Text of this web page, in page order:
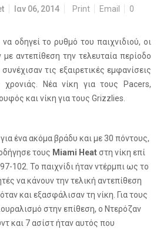
Ιαν 06, 2014 Print Email
0
οδηγεί το ρυθμό του παιχνιδιού, οι
με αντεπίθεση την τελευταία περίοδο
συνέχισαν τις εξαιρετικές εμφανίσεις
Νέα νίκη για τους
Pacers,
και νίκη για τους Grizzlies
ένα ακόμα βράδυ και με 30 πόντους,
τους Miami Heatστη νίκη επί
102. Το παιχνίδι ήταν ντέρμπι ως το
να κάνουν την τελική αντεπίθεση
και εξασφάλισαν τη νίκη. Για τους
στην επίθεση, ο Ντερόζαν
και 7 ασίστ ήταν αυτός που